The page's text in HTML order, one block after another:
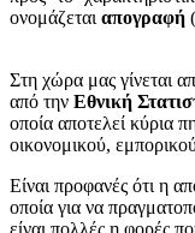
ονομάζεται απογραφή
Στη χώρα μας γίνεται
από την Εθνική
οποία αποτελεί κύρια
οικονομικού,
Είναι προφανές ότι η
οποία για να